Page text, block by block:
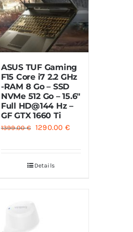
ASUS TUF Gaming
F15 Core i7 2.2 GHz
-RAM 8 Go – SSD
NVMe 512 Go – 15.6″
Full HD@144 Hz –
GF GTX 1660 Ti
1399.00€
Le
était :
1290.00 €Le
Details